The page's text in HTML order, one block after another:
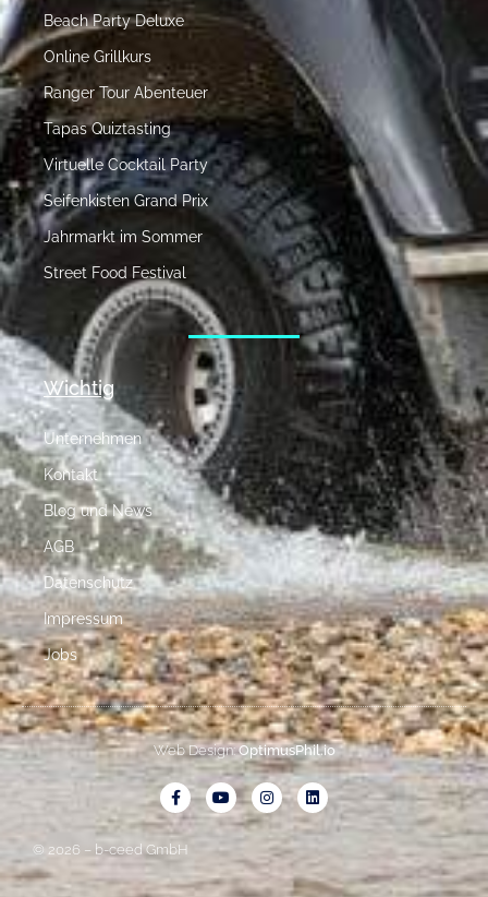
Beach Party Deluxe
Online Grillkurs
Ranger Tour Abenteuer
Tapas Quiztasting
Virtuelle Cocktail Party
Seifenkisten Grand Prix
Jahrmarkt im Sommer
Street Food Festival
Wichtig
Unternehmen
Kontakt
Blog und News
AGB
Datenschutz
Impressum
Jobs
© 2026 – b-ceed GmbH
Web Design:OptimusPhil.io